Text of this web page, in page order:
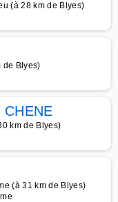
(à 28 km de Blyes)
de Blyes)
CHENE
km de Blyes)
(à 31 km de Blyes)